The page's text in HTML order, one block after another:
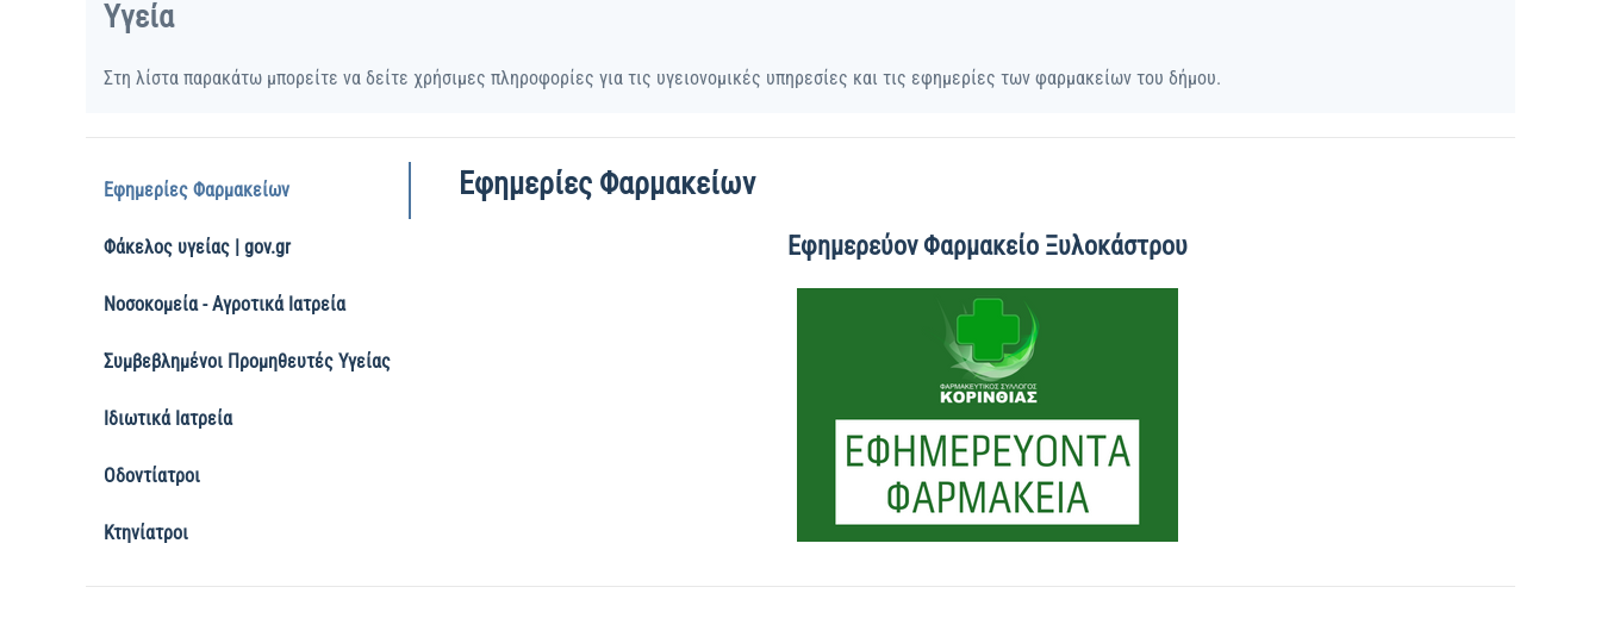
Υγεία
Στη λίστα παρακάτω μπορείτε να δείτε χρήσιμες πληροφορίες για τις υγειονομικές υπηρεσίες και τις εφημερίες των φαρμακείων του δήμου.
Εφημερίες Φαρμακείων
Φάκελος υγείας | gov.gr
Νοσοκομεία - Αγροτικά Ιατρεία
Συμβεβλημένοι Προμηθευτές Υγείας
Ιδιωτικά Ιατρεία
Οδοντίατροι
Κτηνίατροι
Εφημερίες Φαρμακείων
Εφημερεύον Φαρμακείο Ξυλοκάστρου